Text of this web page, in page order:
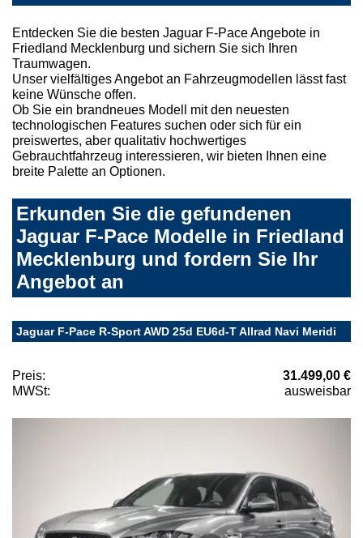
Entdecken Sie die besten Jaguar F-Pace Angebote in
Friedland Mecklenburg und sichern Sie sich Ihren
Traumwagen.
Unser vielfältiges Angebot an Fahrzeugmodellen lässt fast
keine Wünsche offen.
Ob Sie ein brandneues Modell mit den neuesten
technologischen Features suchen oder sich für ein
preiswertes, aber qualitativ hochwertiges
Gebrauchtfahrzeug interessieren, wir bieten Ihnen eine
breite Palette an Optionen.
Erkunden Sie die gefundenen
Jaguar F-Pace Modelle in Friedland
Mecklenburg und fordern Sie Ihr
Angebot an
Jaguar F-Pace R-Sport AWD 25d EU6d-T Allrad Navi Meridi
Preis:
31.499,00 €
MWSt:
ausweisbar